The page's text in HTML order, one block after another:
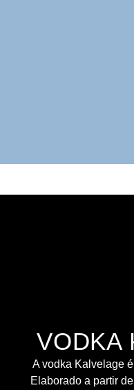
VODKA
A vodka Kalvelage
Elaborado a partir